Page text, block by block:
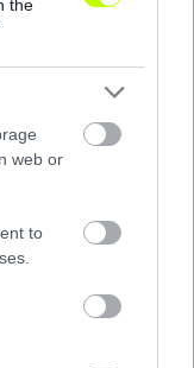
the
web or
to
zalai klubbal.